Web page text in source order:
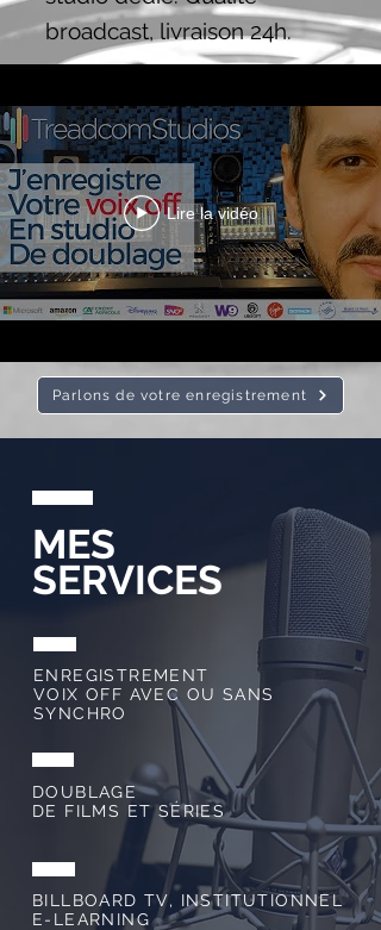
broadcast, livraison 24h.
Lire la vidéo
Parlons de votre enregistrement
MES
SERVICES
ENREGISTREMENT
VOIX OFF AVEC OU SANS
SYNCHRO
DOUBLAGE
DE FILMS ET SÉRIES
BILLBOARD TV, INSTITUTIONNEL
E-LEARNING